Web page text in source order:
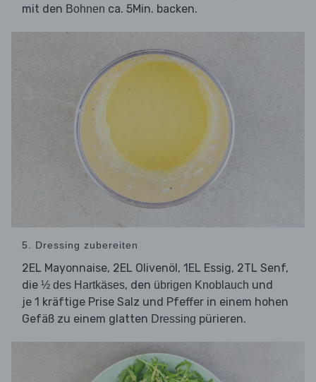
mit den Bohnen ca. 5Min. backen.
5. Dressing zubereiten
2EL Mayonnaise, 2EL Olivenöl, 1EL Essig, 2TL Senf,
die ½ des Hartkäses, den übrigen Knoblauch und
je 1 kräftige Prise Salz und Pfeffer in einem hohen
Gefäß zu einem glatten Dressing pürieren.